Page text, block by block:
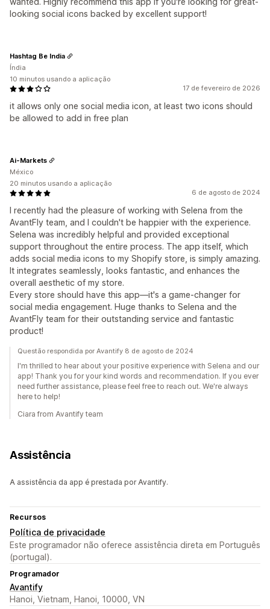
looking social icons backed by excellent support!
17 de fevereiro de 2026
it allows only one social media icon, at least two icons should
be allowed to add in free plan
Hashtag Be India
Índia
10 minutos usando a aplicação
6 de agosto de 2024
I recently had the pleasure of working with Selena from the
AvantFly team, and I couldn't be happier with the experience.
Selena was incredibly helpful and provided exceptional
support throughout the entire process. The app itself, which
adds social media icons to my Shopify store, is simply amazing.
It integrates seamlessly, looks fantastic, and enhances the
overall aesthetic of my store.
Every store should have this app—it's a game-changer for
social media engagement. Huge thanks to Selena and the
AvantFly team for their outstanding service and fantastic
product!
Ai-Markets
México
20 minutos usando a aplicação
Questão respondida por Avantify 8 de agosto de 2024
I'm thrilled to hear about your positive experience with Selena and our
app! Thank you for your kind words and recommendation. If you ever
need further assistance, please feel free to reach out. We're always
here to help!
Ciara from Avantify team
Assistência
A assistência da app é prestada por Avantify.
Recursos
Política de privacidade
Este programador não oferece assistência direta em Português
(portugal).
Programador
Avantify
Hanoi, Vietnam, Hanoi, 10000, VN